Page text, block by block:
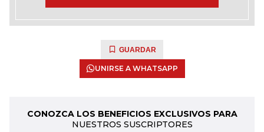
GUARDAR
UNIRSE A WHATSAPP
CONOZCA LOS BENEFICIOS EXCLUSIVOS PARA
NUESTROS SUSCRIPTORES